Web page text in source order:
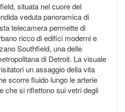
situata nel cuore del
veduta panoramica di
telecamera permette di
ricco di edifici moderni e
Southfield, una delle
di Detroit. La visuale
un assaggio della vita
scorre fluido lungo le arterie
che si riflettono sui vetri degli